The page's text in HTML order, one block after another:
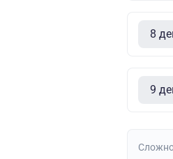
8
9